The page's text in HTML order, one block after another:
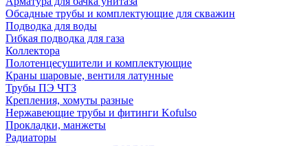
Обсадные трубы и комплектующие для скважин
Подводка для воды
Гибкая подводка для газа
Коллектора
Полотенцесушители и комплектующие
Краны шаровые, вентиля латунные
Трубы ПЭ ЧТЗ
Крепления, хомуты разные
Нержавеющие трубы и фитинги Kofulso
Прокладки, манжеты
Радиаторы